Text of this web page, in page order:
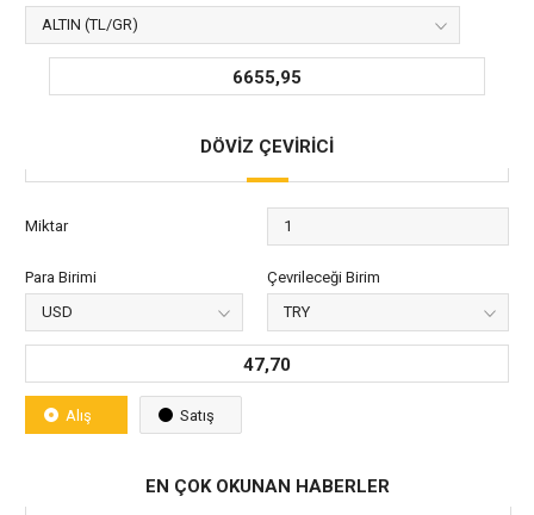
6655,95
DÖVİZ ÇEVİRİCİ
Miktar
Para Birimi Çevrileceği Birim
47,70
Alış Satış
EN ÇOK OKUNAN HABERLER